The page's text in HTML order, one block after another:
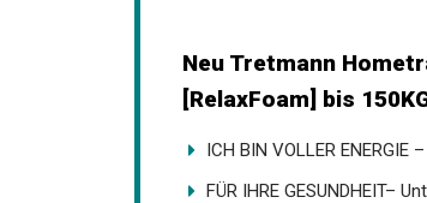
Neu Tretmann
[RelaxFoam] bis
ICH BIN VOLLER
FÜR IHRE GESUNDHEIT–